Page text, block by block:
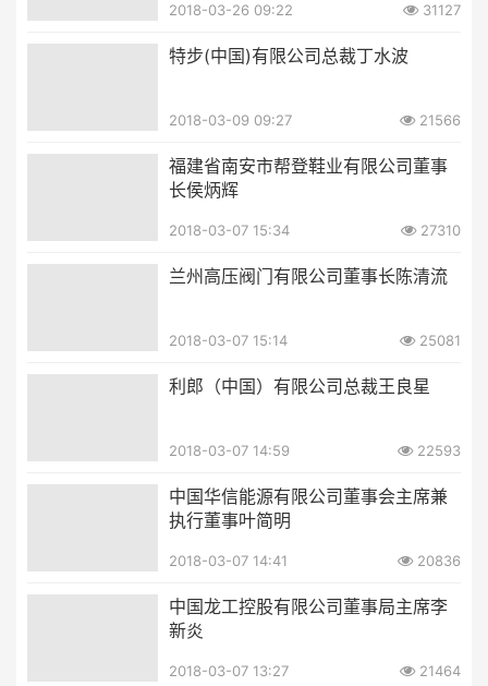
2018-03-26 09:22 31127
特步(中国)有限公司总裁丁水波
2018-03-09 09:27 21566
福建省南安市帮登鞋业有限公司董事
长侯炳辉
2018-03-07 15:34 27310
兰州高压阀门有限公司董事长陈清流
2018-03-07 15:14 25081
利郎（中国）有限公司总裁王良星
2018-03-07 14:59 22593
中国华信能源有限公司董事会主席兼
执行董事叶简明
2018-03-07 14:41 20836
中国龙工控股有限公司董事局主席李
新炎
2018-03-07 13:27 21464